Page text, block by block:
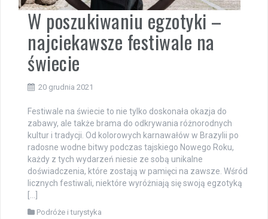
W poszukiwaniu egzotyki –
najciekawsze festiwale na
świecie
20 grudnia 2021
Festiwale na świecie to nie tylko doskonała okazja do
zabawy, ale także brama do odkrywania różnorodnych
kultur i tradycji. Od kolorowych karnawałów w Brazylii po
radosne wodne bitwy podczas tajskiego Nowego Roku,
każdy z tych wydarzeń niesie ze sobą unikalne
doświadczenia, które zostają w pamięci na zawsze. Wśród
licznych festiwali, niektóre wyróżniają się swoją egzotyką
[…]
Podróże i turystyka